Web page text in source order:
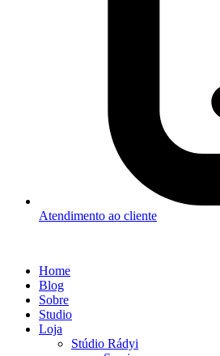
Atendimento ao cliente
Home
Blog
Sobre
Studio
Loja
Stúdio Rádyi